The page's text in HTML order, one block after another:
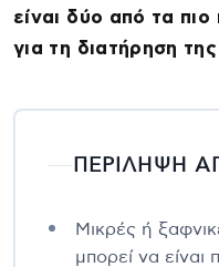
είναι δύο από τα
για τη διατήρηση
ΠΕΡΙΛΗΨΗ
Μικρές ή
μπορεί να είναι